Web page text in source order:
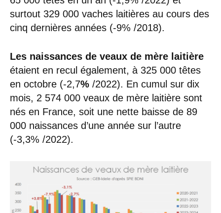
surtout 329 000 vaches laitières au cours des
cinq dernières années (-9% /2018).
Les naissances de veaux de mère laitière
étaient en recul également, à 325 000 têtes
en octobre (-2,7% /2022). En cumul sur dix
mois, 2 574 000 veaux de mère laitière sont
nés en France, soit une nette baisse de 89
000 naissances d’une année sur l’autre
(-3,3% /2022).